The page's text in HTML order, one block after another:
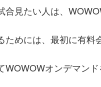
見たい人は、
ためには、最初に有料
WOWOWオンデマンド